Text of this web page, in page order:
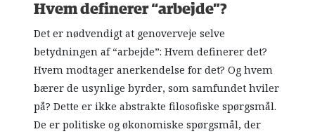
Hvem definerer “arbejde”?
Det er nødvendigt at genoverveje selve
betydningen af “arbejde”: Hvem definerer det?
Hvem modtager anerkendelse for det? Og hvem
bærer de usynlige byrder, som samfundet hviler
på? Dette er ikke abstrakte filosofiske spørgsmål.
De er politiske og økonomiske spørgsmål, der